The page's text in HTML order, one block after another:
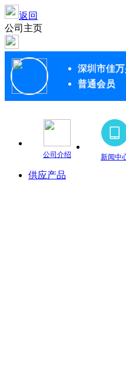
返回
公司主页
深圳市佳
普通会员
公司介绍 新闻中
供应产品